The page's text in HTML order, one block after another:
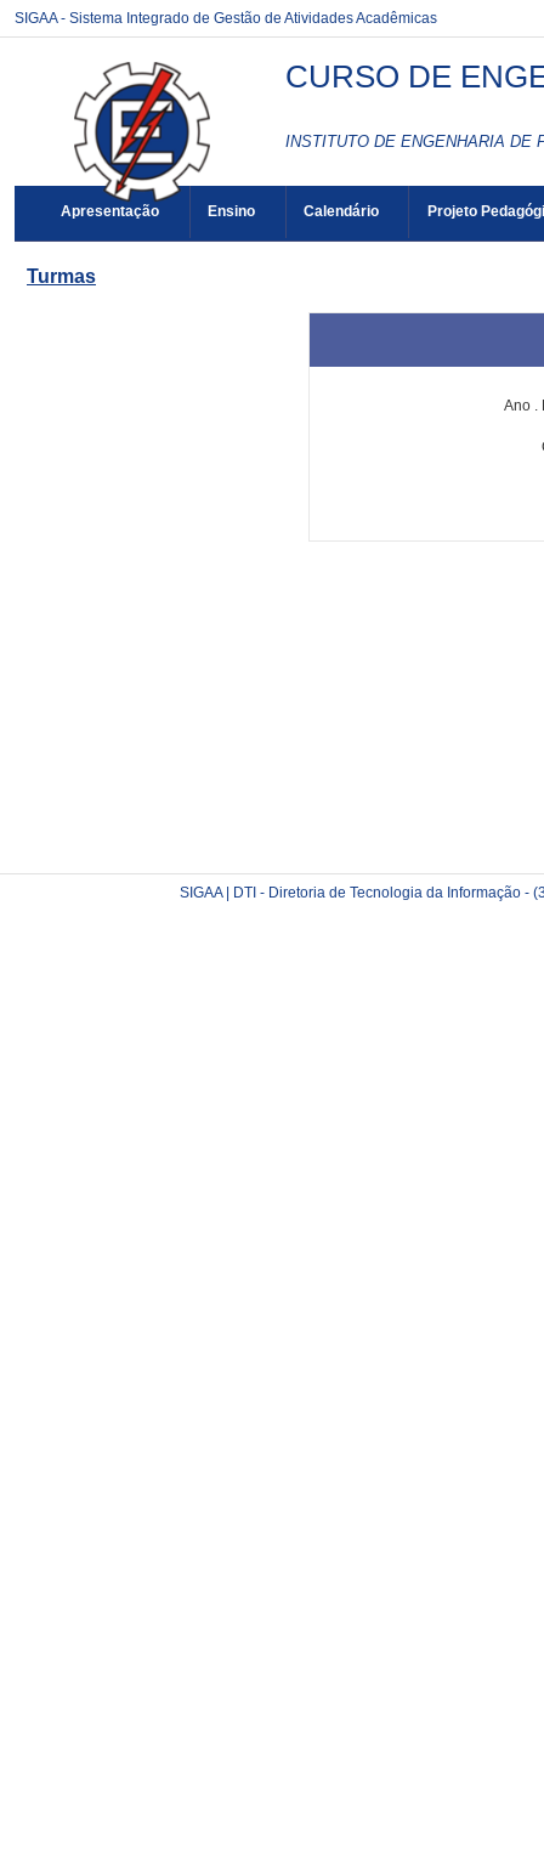
SIGAA - Sistema Integrado de Gestão de Atividades Acadêmicas
CURSO DE
INSTITUTO DE ENGENHARIA DE
Apresentação Ensino Calendário Projeto
Turmas
Ano .
SIGAA | DTI - Diretoria de Tecnologia da Informação